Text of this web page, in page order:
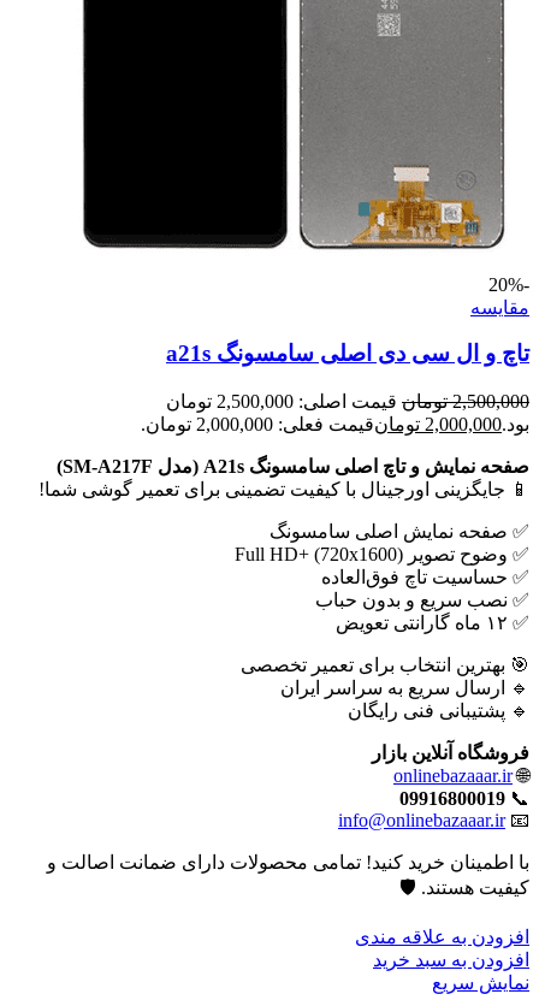
-20%
مقايسه
تاچ و ال سی دی اصلی سامسونگ a21s
2,500,000 تومان
قیمت اصلی: 2,500,000 تومان
بود.2,000,000 تومانقیمت فعلی: 2,000,000 تومان.
صفحه نمایش و تاچ اصلی سامسونگ A21s (مدل SM-A217F)
📱 جایگزینی اورجینال با کیفیت تضمینی برای تعمیر گوشی شما!
✅ صفحه نمایش اصلی سامسونگ
✅ وضوح تصویر Full HD+ (720x1600)
✅ حساسیت تاچ فوق‌العاده
✅ نصب سریع و بدون حباب
✅ ۱۲ ماه گارانتی تعویض
🎯 بهترین انتخاب برای تعمیر تخصصی
🔹 ارسال سریع به سراسر ایران
🔹 پشتیبانی فنی رایگان
فروشگاه آنلاین بازار
🌐
onlinebazaaar.ir
📞
09916800019
📧
info@onlinebazaaar.ir
با اطمینان خرید کنید! تمامی محصولات دارای ضمانت اصالت و
کیفیت هستند. 🛡️
افزودن به علاقه مندی
افزودن به سبد خرید
نمایش سریع